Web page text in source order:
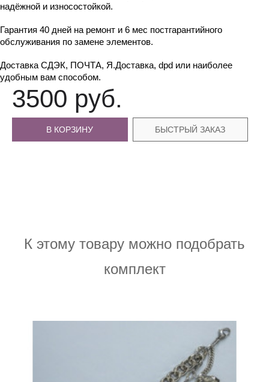
надёжной и износостойкой.
Гарантия 40 дней на ремонт и 6 мес постгарантийного
обслуживания по замене элементов.
Доставка СДЭК, ПОЧТА, Я.Доставка, dpd или наиболее
удобным вам способом.
3500 руб.
В КОРЗИНУ БЫСТРЫЙ ЗАКАЗ
К этому товару можно подобрать
комплект